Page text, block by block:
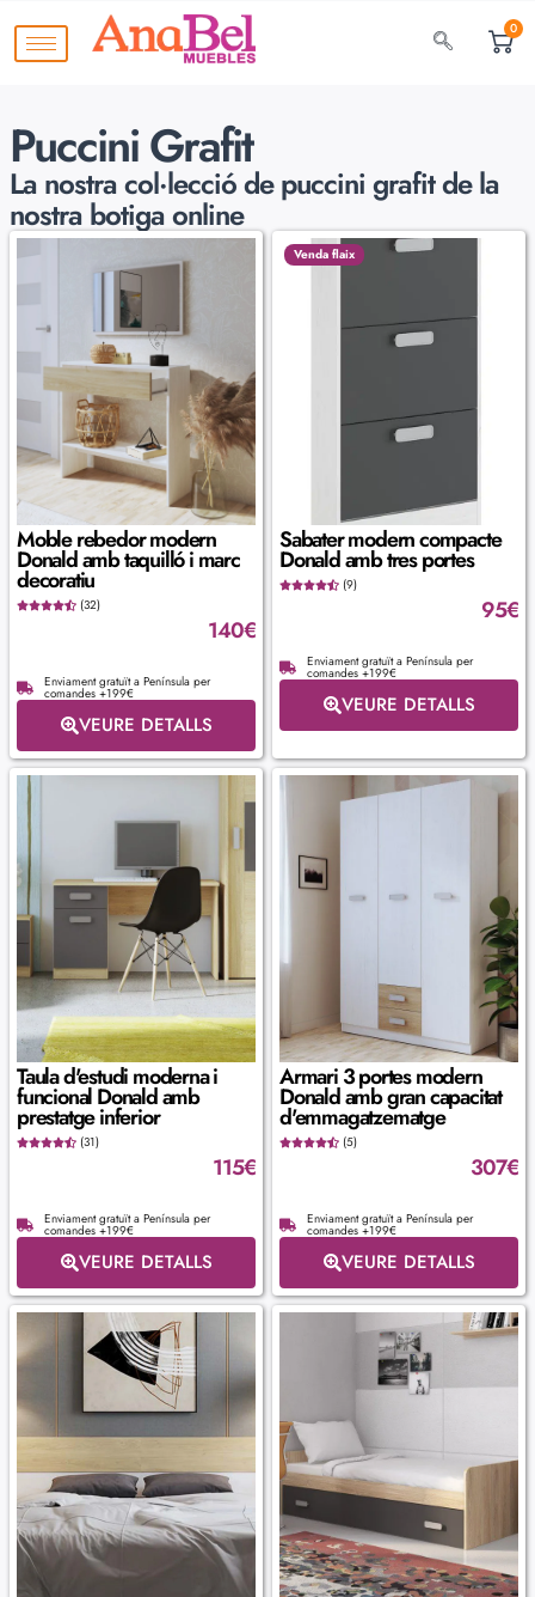
0
Puccini Grafit
La nostra col·lecció depuccini grafit de la
nostra botiga online
Moble rebedor modern
Donald amb taquilló i marc
decoratiu
(32)
140€
Enviament gratuït a Península per
comandes +199€
VEURE DETALLS
Venda flaix
Sabater modern compacte
Donald amb tres portes
(9)
95€
Enviament gratuït a Península per
comandes +199€
VEURE DETALLS
Taula d'estudi moderna i
funcional Donald amb
prestatge inferior
(31)
115€
Enviament gratuït a Península per
comandes +199€
VEURE DETALLS
Armari 3 portes modern
Donald amb gran capacitat
d'emmagatzematge
(5)
307€
Enviament gratuït a Península per
comandes +199€
VEURE DETALLS